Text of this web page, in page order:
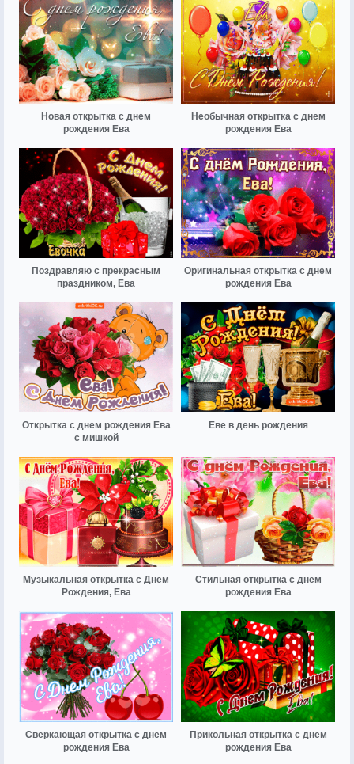
Новая открытка с днем
рождения Ева
Необычная открытка с днем
рождения Ева
Поздравляю с прекрасным
праздником, Ева
Оригинальная открытка с днем
рождения Ева
Открытка с днем рождения Ева
с мишкой
Еве в день рождения
Музыкальная открытка с Днем
Рождения, Ева
Стильная открытка с днем
рождения Ева
Сверкающая открытка с днем
рождения Ева
Прикольная открытка с днем
рождения Ева